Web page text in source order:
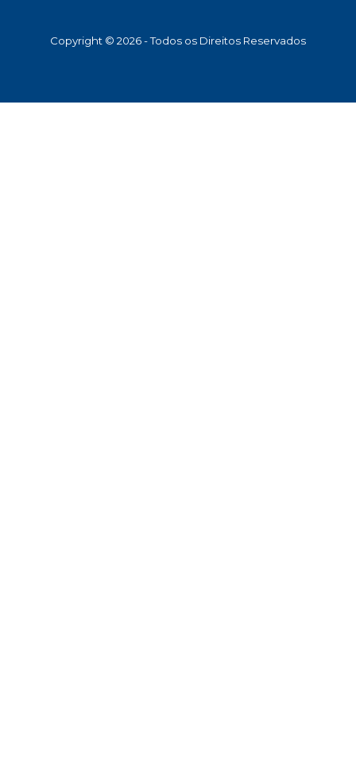
Copyright © 2026 - Todos os Direitos Reservados